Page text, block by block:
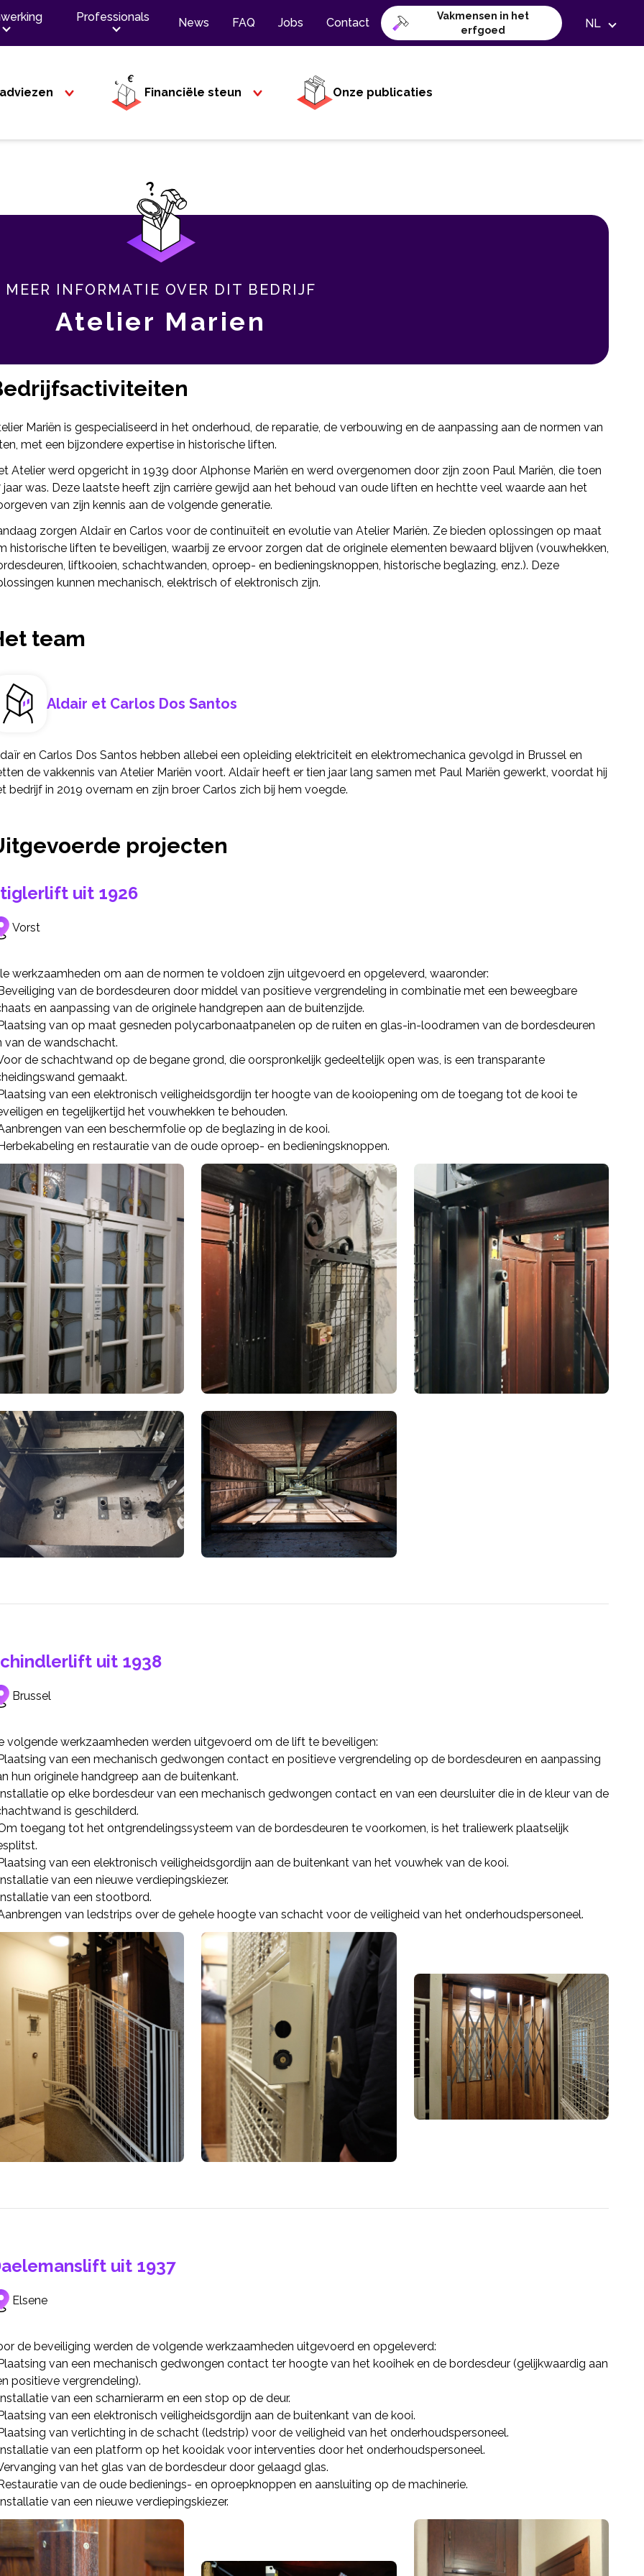
Professionals News FAQ Jobs Contact
Vakmensen in het
erfgoed
NL
Financiële steun Onze publicaties
MEER INFORMATIE OVER DIT BEDRIJF
Atelier Marien
Mariën is gespecialiseerd in het onderhoud, de reparatie, de verbouwing en de aanpassing aan de normen van
met een bijzondere expertise in historische liften.
Atelier werd opgericht in 1939 door Alphonse Mariën en werd overgenomen door zijn zoon Paul Mariën, die toen
jaar was. Deze laatste heeft zijn carrière gewijd aan het behoud van oude liften en hechtte veel waarde aan het
van zijn kennis aan de volgende generatie.
zorgen Aldaïr en Carlos voor de continuïteit en evolutie van Atelier Mariën. Ze bieden oplossingen op maat
historische liften te beveiligen, waarbij ze ervoor zorgen dat de originele elementen bewaard blijven (vouwhekken,
liftkooien, schachtwanden, oproep- en bedieningsknoppen, historische beglazing, enz.). Deze
kunnen mechanisch, elektrisch of elektronisch zijn.
team
Aldair et Carlos Dos Santos
en Carlos Dos Santos hebben allebei een opleiding elektriciteit en elektromechanica gevolgd in Brussel en
de vakkennis van Atelier Mariën voort. Aldaïr heeft er tien jaar lang samen met Paul Mariën gewerkt, voordat hij
bedrijf in 2019 overnam en zijn broer Carlos zich bij hem voegde.
projecten
uit 1926
Vorst
werkzaamheden om aan de normen te voldoen zijn uitgevoerd en opgeleverd, waaronder:
van de bordesdeuren door middel van positieve vergrendeling in combinatie met een beweegbare
en aanpassing van de originele handgrepen aan de buitenzijde.
van op maat gesneden polycarbonaatpanelen op de ruiten en glas-in-loodramen van de bordesdeuren
van de wandschacht.
de schachtwand op de begane grond, die oorspronkelijk gedeeltelijk open was, is een transparante
gemaakt.
van een elektronisch veiligheidsgordijn ter hoogte van de kooiopening om de toegang tot de kooi te
en tegelijkertijd het vouwhekken te behouden.
van een beschermfolie op de beglazing in de kooi.
en restauratie van de oude oproep- en bedieningsknoppen.
uit 1938
Brussel
volgende werkzaamheden werden uitgevoerd om de lift te beveiligen:
van een mechanisch gedwongen contact en positieve vergrendeling op de bordesdeuren en aanpassing
hun originele handgreep aan de buitenkant.
op elke bordesdeur van een mechanisch gedwongen contact en van een deursluiter die in de kleur van de
is geschilderd.
toegang tot het ontgrendelingssysteem van de bordesdeuren te voorkomen, is het traliewerk plaatselijk
van een elektronisch veiligheidsgordijn aan de buitenkant van het vouwhek van de kooi.
van een nieuwe verdiepingskiezer.
van een stootbord.
van ledstrips over de gehele hoogte van schacht voor de veiligheid van het onderhoudspersoneel.
uit 1937
Elsene
de beveiliging werden de volgende werkzaamheden uitgevoerd en opgeleverd:
van een mechanisch gedwongen contact ter hoogte van het kooihek en de bordesdeur (gelijkwaardig aan
positieve vergrendeling).
van een scharnierarm en een stop op de deur.
van een elektronisch veiligheidsgordijn aan de buitenkant van de kooi.
van verlichting in de schacht (ledstrip) voor de veiligheid van het onderhoudspersoneel.
van een platform op het kooidak voor interventies door het onderhoudspersoneel.
van het glas van de bordesdeur door gelaagd glas.
van de oude bedienings- en oproepknoppen en aansluiting op de machinerie.
van een nieuwe verdiepingskiezer.